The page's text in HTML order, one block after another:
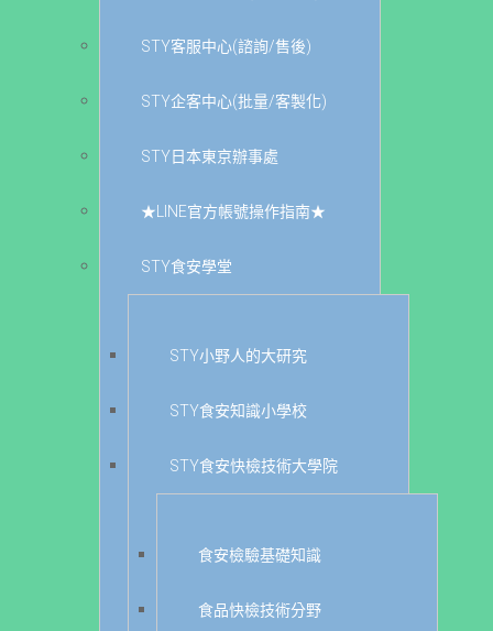
STY客服中心(諮詢/售後)
STY企客中心(批量/客製化)
STY日本東京辦事處
★LINE官方帳號操作指南★
STY食安學堂
STY小野人的大研究
STY食安知識小學校
STY食安快檢技術大學院
食安檢驗基礎知識
食品快檢技術分野